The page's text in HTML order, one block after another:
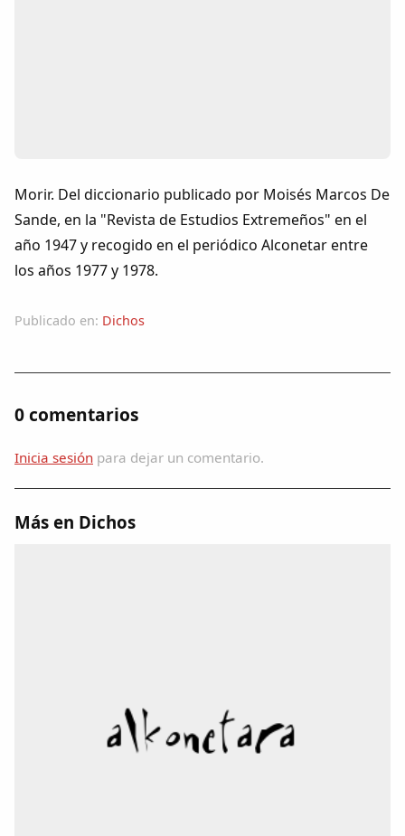
Foros
Idiosincrasia
Diccionario
Dichos
Cancionero Local
Apodos
Morir. Del diccionario publicado por Moisés Marcos De
Sande, en la "Revista de Estudios Extremeños" en el
año 1947 y recogido en el periódico Alconetar entre
los años 1977 y 1978.
Publicado en: Dichos
0 comentarios
Inicia sesión para dejar un comentario.
Más en Dichos